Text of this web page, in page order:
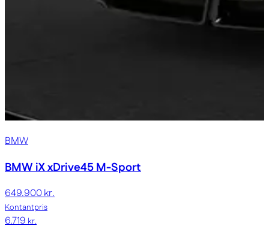
BMW
BMW iXxDrive45 M-Sport
649.900 kr.
Kontantpris
6.719kr.